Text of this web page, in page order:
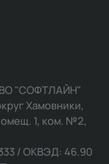
"СОФТЛАЙН"
Хамовники,
1, ком. №2,
/ ОКВЭД: 46.90